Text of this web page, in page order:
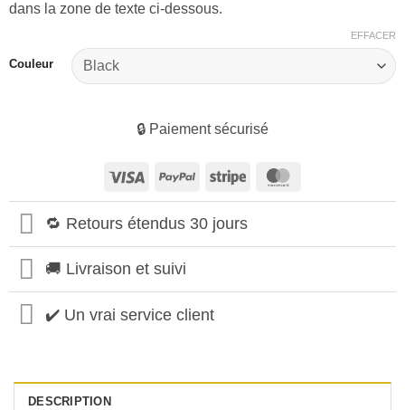
dans la zone de texte ci-dessous.
Couleur
EFFACER
🔒 Paiement sécurisé
Visa PayPal Stripe
🔁 Retours étendus 30 jours
🚚 Livraison et suivi
✔️ Un vrai service client
DESCRIPTION